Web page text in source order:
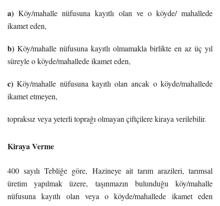
a)Köy/mahalle nüfusuna kayıtlı olan ve o köyde/ mahallede
ikamet eden,
b) Köy/mahalle nüfusuna kayıtlı olmamakla birlikte en az üç yıl
süreyle o köyde/mahallede ikamet eden,
c)Köy/mahalle nüfusuna kayıtlı olan ancak o köyde/mahallede
ikamet etmeyen,
topraksız veya yeterli toprağı olmayan çiftçilere kiraya verilebilir.
Kiraya Verme
400 sayılı Tebliğe göre, Hazineye ait tarım arazileri, tarımsal
üretim yapılmak üzere, taşınmazın bulunduğu köy/mahalle
nüfusuna kayıtlı olan veya o köyde/mahallede ikamet eden